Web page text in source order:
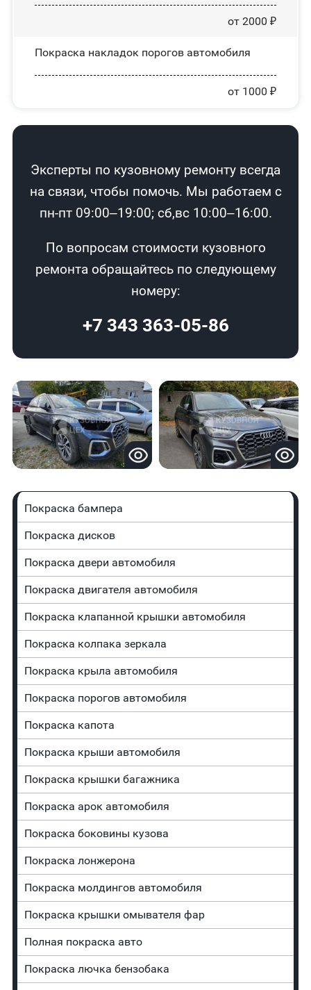
от 2000 ₽
Покраска накладок порогов автомобиля
от 1000 ₽
Эксперты по кузовному ремонту всегда
на связи, чтобы помочь. Мы работаем с
пн-пт 09:00–19:00; сб,вс 10:00–16:00.
По вопросам стоимости кузовного
ремонта обращайтесь по следующему
номеру:
+7 343 363-05-86
Покраска бампера
Покраска дисков
Покраска двери автомобиля
Покраска двигателя автомобиля
Покраска клапанной крышки автомобиля
Покраска колпака зеркала
Покраска крыла автомобиля
Покраска порогов автомобиля
Покраска капота
Покраска крыши автомобиля
Покраска крышки багажника
Покраска арок автомобиля
Покраска боковины кузова
Покраска лонжерона
Покраска молдингов автомобиля
Покраска крышки омывателя фар
Полная покраска авто
Покраска лючка бензобака